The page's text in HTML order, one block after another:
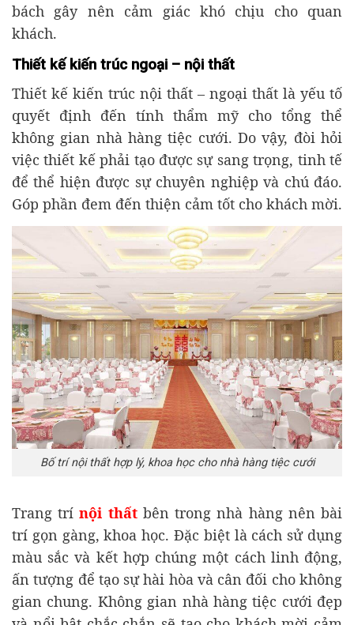
bách gây nên cảm giác khó chịu cho quan
khách.
Thiết kế kiến trúc ngoại – nội thất
Thiết kế kiến trúc nội thất – ngoại thất là yếu tố
quyết định đến tính thẩm mỹ cho tổng thể
không gian nhà hàng tiệc cưới. Do vậy, đòi hỏi
việc thiết kế phải tạo được sự sang trọng, tinh tế
để thể hiện được sự chuyên nghiệp và chú đáo.
Góp phần đem đến thiện cảm tốt cho khách mời.
Bố trí nội thất hợp lý, khoa học cho nhà hàng tiệc cưới
Trang trínội thấtbên trong nhà hàng nên bài
trí gọn gàng, khoa học. Đặc biệt là cách sử dụng
màu sắc và kết hợp chúng một cách linh động,
ấn tượng để tạo sự hài hòa và cân đối cho không
gian chung. Không gian nhà hàng tiệc cưới đẹp